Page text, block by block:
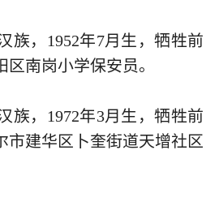
族，1952年7月生，牺牲前
南岗小学保安员。
族，1972年3月生，牺牲前
市建华区卜奎街道天增社区